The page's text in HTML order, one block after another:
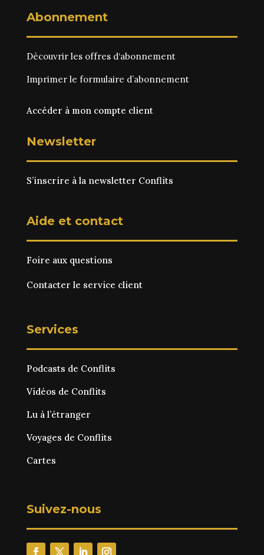
Abonnement
Découvrir les offres d‘abonnement
Imprimer le formulaire d’abonnement
Accéder à mon compte client
Newsletter
S’inscrire à la newsletter Conflits
Aide et contact
Foire aux questions
Contacter le service client
Services
Podcasts de Conflits
Vidéos de Conflits
Lu à l’étranger
Voyages de Conflits
Cartes
Suivez-nous